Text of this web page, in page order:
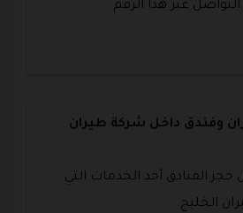
عبر هذا الرقم
وفندق داخل شركة طيران
الفنادق أحد الخدمات التي
الخليج.